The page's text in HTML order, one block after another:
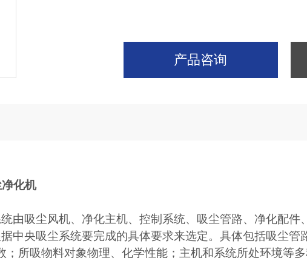
产品咨询
化机
由吸尘风机、净化主机、控制系统、吸尘管路、净化配件
中央吸尘系统要完成的具体要求来选定。具体包括吸尘管
；所吸物料对象物理、化学性能；主机和系统所处环境等多